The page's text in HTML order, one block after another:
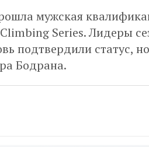
мужская
Series. Лидеры
подтвердили статус,
Бодрана.